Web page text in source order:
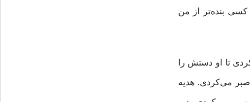
بنده‌تر از من
تا او دستش را
می‌کردی. هدیه‌